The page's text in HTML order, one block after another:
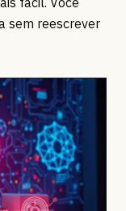
sem reescrever